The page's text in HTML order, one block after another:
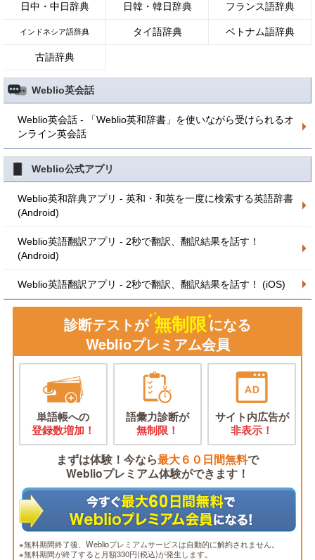
日中・中日辞典 日韓・韓日辞典 フランス語辞典
インドネシア語辞典 タイ語辞典 ベトナム語辞典
古語辞典
Weblio英会話
Weblio英会話 - 「Weblio英和辞書」を使いながら受けられるオ
ンライン英会話
Weblio公式アプリ
Weblio英和辞典アプリ - 英和・和英を一度に検索する英語辞書
(Android)
Weblio英語翻訳アプリ - 2秒で翻訳、翻訳結果を話す！
(Android)
Weblio英語翻訳アプリ - 2秒で翻訳、翻訳結果を話す！ (iOS)
診断テストが 無制限になる
Weblioプレミアム会員
単語帳への
登録数増加！
語彙力診断が
無制限！
サイト内広告が
非表示！
まずは体験！今なら最大６０日間無料で
Weblioプレミアム体験ができます！
※無料期間終了後、Weblioプレミアムサービスは自動的に解約されません。
※無料期間が終了すると月額330円(税込)が発生します。